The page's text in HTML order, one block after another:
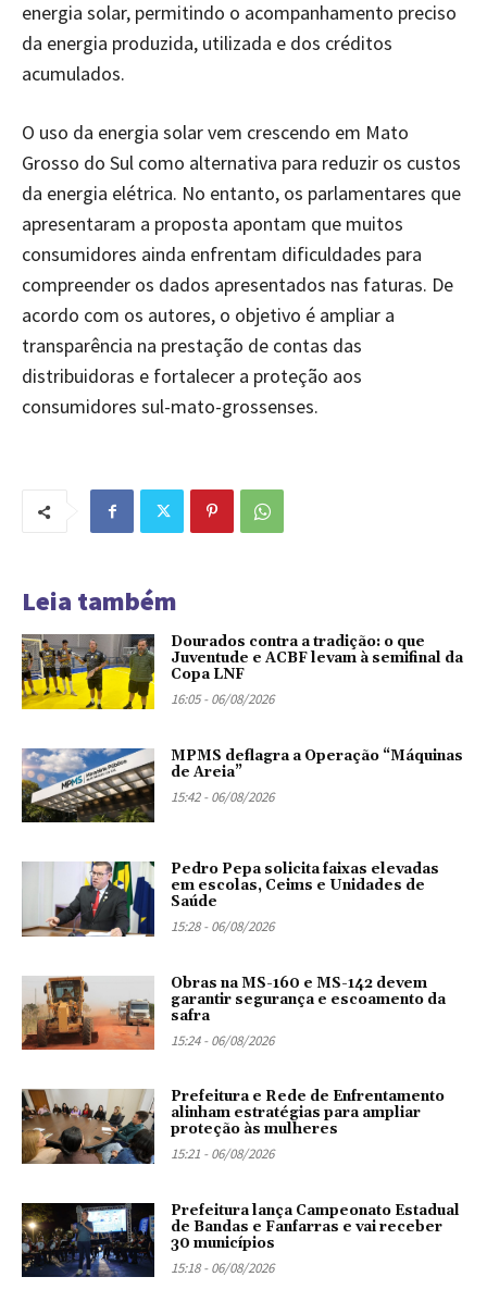
energia solar, permitindo o acompanhamento preciso
da energia produzida, utilizada e dos créditos
acumulados.
O uso da energia solar vem crescendo em Mato
Grosso do Sul como alternativa para reduzir os custos
da energia elétrica. No entanto, os parlamentares que
apresentaram a proposta apontam que muitos
consumidores ainda enfrentam dificuldades para
compreender os dados apresentados nas faturas. De
acordo com os autores, o objetivo é ampliar a
transparência na prestação de contas das
distribuidoras e fortalecer a proteção aos
consumidores sul-mato-grossenses.
Leia também
Dourados contra a tradição: o que
Juventude e ACBF levam à semifinal da
Copa LNF
16:05 - 06/08/2026
MPMS deflagra a Operação “Máquinas
de Areia”
15:42 - 06/08/2026
Pedro Pepa solicita faixas elevadas
em escolas, Ceims e Unidades de
Saúde
15:28 - 06/08/2026
Obras na MS-160 e MS-142 devem
garantir segurança e escoamento da
safra
15:24 - 06/08/2026
Prefeitura e Rede de Enfrentamento
alinham estratégias para ampliar
proteção às mulheres
15:21 - 06/08/2026
Prefeitura lança Campeonato Estadual
de Bandas e Fanfarras e vai receber
30 municípios
15:18 - 06/08/2026